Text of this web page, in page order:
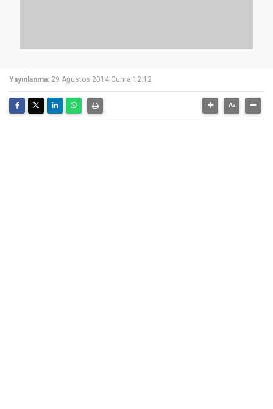
Yayınlanma: 29 Ağustos 2014 Cuma 12:12